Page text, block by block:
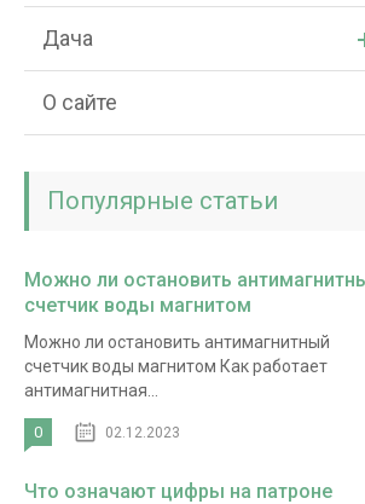
Дача
О сайте
Популярные статьи
Можно ли остановить
счетчик воды магнитом
Можно ли остановить антимагнитный
счетчик воды магнитом Как работает
антимагнитная...
0 02.12.2023
Что означают цифры на патроне